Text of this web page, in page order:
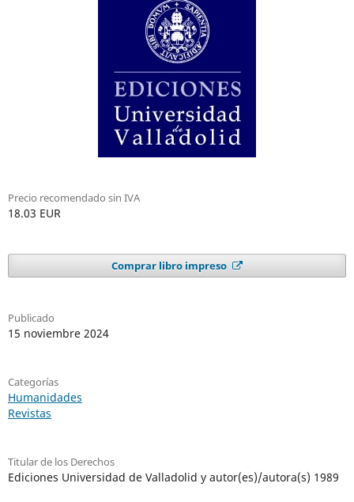
Precio recomendado sin IVA
18.03 EUR
Comprar libro impreso
Publicado
15 noviembre 2024
Categorías
Humanidades
Revistas
Titular de los Derechos
Ediciones Universidad de Valladolid y autor(es)/autora(s) 1989